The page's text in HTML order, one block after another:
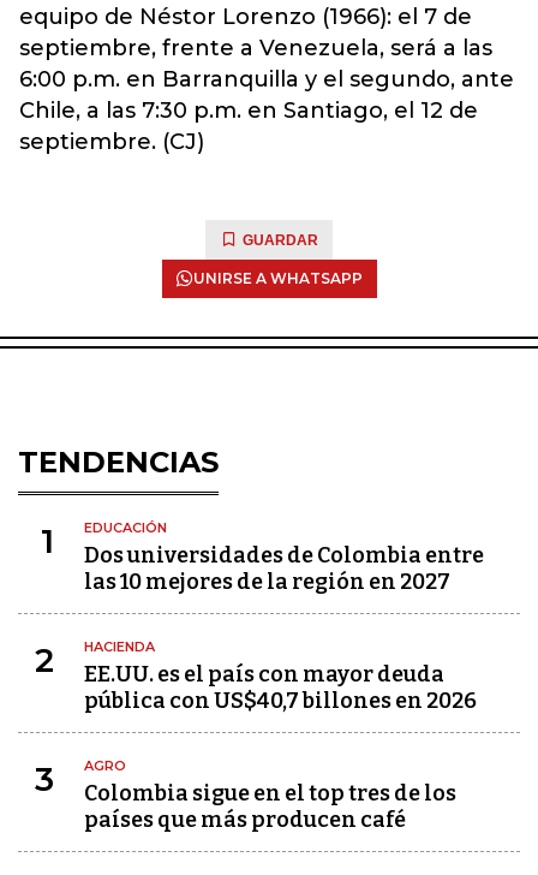
equipo de Néstor Lorenzo (1966): el 7 de
septiembre, frente a Venezuela, será a las
6:00 p.m. en Barranquilla y el segundo, ante
Chile, a las 7:30 p.m. en Santiago, el 12 de
septiembre. (CJ)
GUARDAR
UNIRSE A WHATSAPP
TENDENCIAS
1 EDUCACIÓN
Dos universidades de Colombia entre
las 10 mejores de la región en 2027
2 HACIENDA
EE.UU. es el país con mayor deuda
pública con US$40,7 billones en 2026
3 AGRO
Colombia sigue en el top tres de los
países que más producen café